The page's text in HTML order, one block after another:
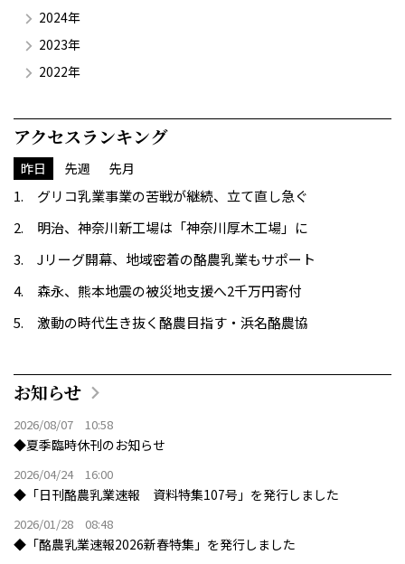
2024年
2023年
2022年
アクセスランキング
昨日 先週 先月
グリコ乳業事業の苦戦が継続、立て直し急ぐ
明治、神奈川新工場は「神奈川厚木工場」に
Jリーグ開幕、地域密着の酪農乳業もサポート
森永、熊本地震の被災地支援へ2千万円寄付
激動の時代生き抜く酪農目指す・浜名酪農協
お知らせ
2026/08/07 10:58
◆夏季臨時休刊のお知らせ
2026/04/24 16:00
◆「日刊酪農乳業速報 資料特集107号」を発行しました
2026/01/28 08:48
◆「酪農乳業速報2026新春特集」を発行しました